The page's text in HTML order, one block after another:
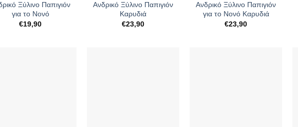
Ξύλινο Παπιγιόν
για το Νονό
€19,90
Ανδρικό Ξύλινο Παπιγιόν
Καρυδιά
€23,90
Ανδρικό Ξύλινο Παπιγιόν
για το Νονό Καρυδιά
€23,90